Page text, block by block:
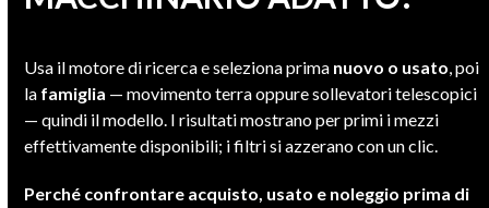
Usa il motore di ricerca e seleziona prima nuovo o usato, poi
la famiglia — movimento terra oppure sollevatori telescopici
— quindi il modello. I risultati mostrano per primi i mezzi
effettivamente disponibili; i filtri si azzerano con un clic.
Perché confrontare acquisto, usato e noleggio prima di